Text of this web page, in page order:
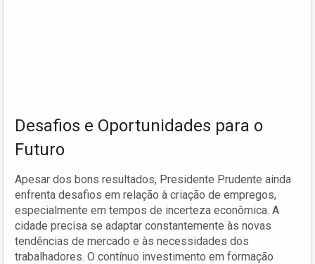
Desafios e Oportunidades para o
Futuro
Apesar dos bons resultados, Presidente Prudente ainda
enfrenta desafios em relação à criação de empregos,
especialmente em tempos de incerteza econômica. A
cidade precisa se adaptar constantemente às novas
tendências de mercado e às necessidades dos
trabalhadores. O contínuo investimento em formação